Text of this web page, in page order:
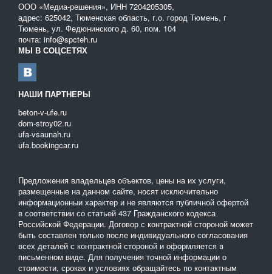
ООО «Медиа-решения», ИНН 7204205305,
адрес: 625042, Тюменская область, г.о. город Тюмень, г
Тюмень, ул. Федюнинского д. 60, пом. 104
почта: info@spcteh.ru
МЫ В СОЦСЕТЯХ
НАШИ ПАРТНЕРЫ
beton-v-ufe.ru
dom-stroy02.ru
ufa-vsaunah.ru
ufa.bookingcar.ru
Предложения владельцев объектов, цены на их услуги,
размещенные на данном сайте, носят исключительно
информационныи характер и не являются публичной офертой
в соответствии со статьей 437 Гражданского кодекса
Российской Федерации. Договор с контрактной стороной может
быть составлен только после индивидуального согласования
всех деталей с контрактной стороной и оформляется в
письменном виде. Для получения точной информации о
стоимости, сроках и условиях обращайтесь по контактным